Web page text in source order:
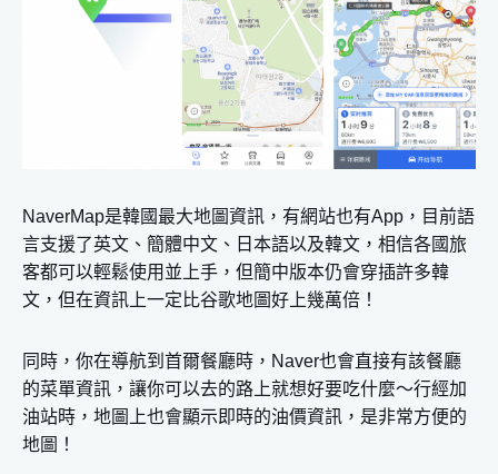
NaverMap是韓國最大地圖資訊，有網站也有App，目前語
言支援了英文、簡體中文、日本語以及韓文，相信各國旅
客都可以輕鬆使用並上手，但簡中版本仍會穿插許多韓
文，但在資訊上一定比谷歌地圖好上幾萬倍！
同時，你在導航到首爾餐廳時，Naver也會直接有該餐廳
的菜單資訊，讓你可以去的路上就想好要吃什麼～行經加
油站時，地圖上也會顯示即時的油價資訊，是非常方便的
地圖！